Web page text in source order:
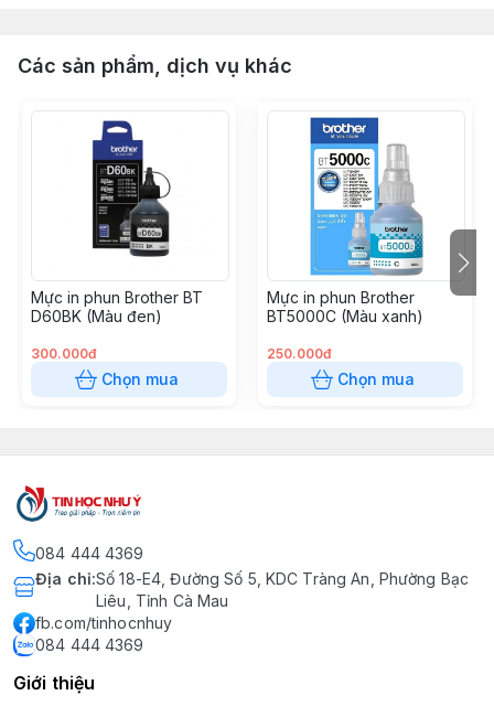
Các sản phẩm, dịch vụ khác
Mực in phun Brother BT
D60BK (Màu đen)
300.000đ
Chọn mua
Mực in phun Brother
BT5000C (Màu xanh)
250.000đ
Chọn mua
084 444 4369
Địa chỉ:Số 18-E4, Đường Số 5, KDC Tràng An, Phường Bạc
Liêu, Tỉnh Cà Mau
fb.com/tinhocnhuy
084 444 4369
Giới thiệu